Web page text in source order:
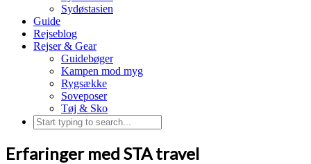
Sydøstasien
Guide
Rejseblog
Rejser & Gear
Guidebøger
Kampen mod myg
Rygsække
Soveposer
Tøj & Sko
Erfaringer med STA travel